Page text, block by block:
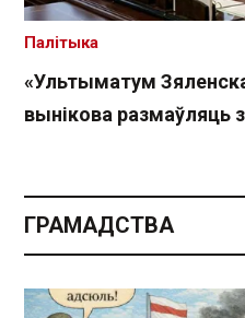
«Ультыматум
вынікова размаўляць
Палітыка
ГРАМАДСТВА